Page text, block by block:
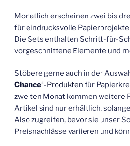
Monatlich erscheinen zwei bis
für eindrucksvolle
Die Sets enthalten Schritt-für-
vorgeschnittene Elemente und
Stöbere gerne auch in der
Chance“-Produkten für
zweiten Monat kommen weitere
Artikel sind nur erhältlich,
Also zugreifen, bevor sie unser
Preisnachlässe variieren und